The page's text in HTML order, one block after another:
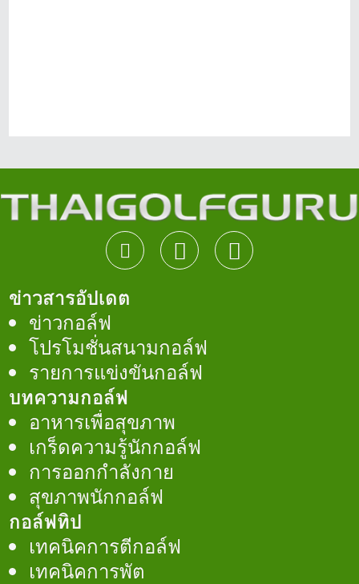
ข่าวสารอัปเดต
ข่าวกอล์ฟ
โปรโมชั่นสนามกอล์ฟ
รายการแข่งขันกอล์ฟ
บทความกอล์ฟ
อาหารเพื่อสุขภาพ
เกร็ดความรู้นักกอล์ฟ
การออกกำลังกาย
สุขภาพนักกอล์ฟ
กอล์ฟทิป
เทคนิคการตีกอล์ฟ
เทคนิคการพัต